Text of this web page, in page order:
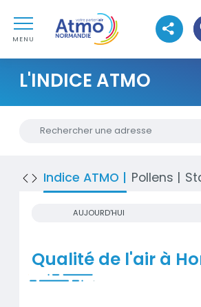
Aller au premier menu de navigation
Aller à la recherche
MENU
Atmo Normandie
Voir les
L'INDICE ATMO
Chercher une nouvelle adresse
Indice ATMO Pollens
AUJOURD'HUI
Qualité de l'air à